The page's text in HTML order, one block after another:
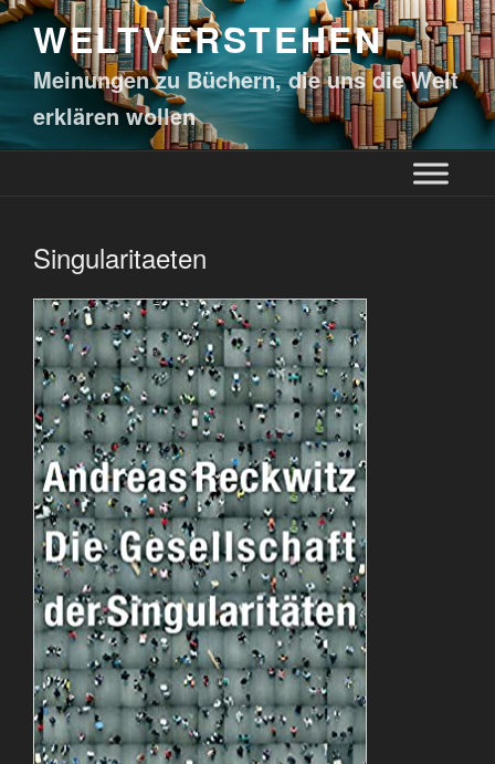
WELTVERSTEHEN
Meinungen zu Büchern, die uns die Welt
erklären wollen
Singularitaeten